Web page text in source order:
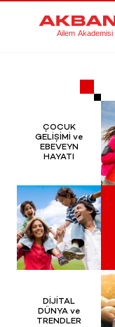
ÇOCUK
GELİŞİMİ ve
EBEVEYN
HAYATI
DİJİTAL
DÜNYA ve
TRENDLER